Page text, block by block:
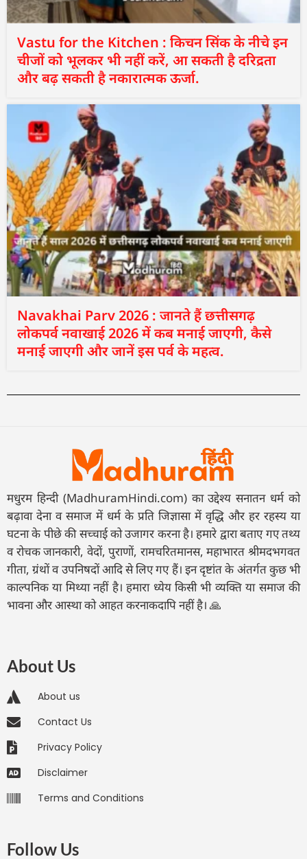
Vastu for the Kitchen : किचन सिंक के नीचे इन
चीजों को भूलकर भी नहीं करें, आ सकती है दरिद्रता
और बढ़ सकती है नकारात्मक ऊर्जा.
Navakhai Parv 2026 : जानते हैं छत्तीसगढ़
लोकपर्व नवाखाई 2026 में कब मनाई जाएगी, कैसे
मनाई जाएगी और जानें इस पर्व के महत्व.
मधुरम हिन्दी (MadhuramHindi.com) का उद्देश्य सनातन धर्म को
बढ़ावा देना व समाज में धर्म के प्रति जिज्ञासा में वृद्धि और हर रहस्य या
घटना के पीछे की सच्चाई को उजागर करना है। हमारे द्वारा बताए गए तथ्य
व रोचक जानकारी, वेदों, पुराणों, रामचरितमानस, महाभारत श्रीमदभगवत
गीता, ग्रंथों व उपनिषदों आदि से लिए गए हैं। इन दृष्टांत के अंतर्गत कुछ भी
काल्पनिक या मिथ्या नहीं है। हमारा ध्येय किसी भी व्यक्ति या समाज की
भावना और आस्था को आहत करनाकदापि नहीं है। 🙏
About Us
About us
Contact Us
Privacy Policy
Disclaimer
Terms and Conditions
Follow Us